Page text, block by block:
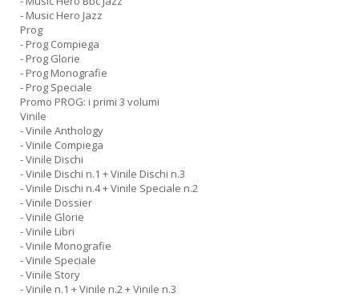
- Music Hero Jazz
Prog
- Prog Compiega
- Prog Glorie
- Prog Monografie
- Prog Speciale
Promo PROG: i primi 3 volumi
Vinile
- Vinile Anthology
- Vinile Compiega
- Vinile Dischi
- Vinile Dischi n.1 + Vinile Dischi n.3
- Vinile Dischi n.4 + Vinile Speciale n.2
- Vinile Dossier
- Vinile Glorie
- Vinile Libri
- Vinile Monografie
- Vinile Speciale
- Vinile Story
- Vinile n.1 + Vinile n.2 + Vinile n.3